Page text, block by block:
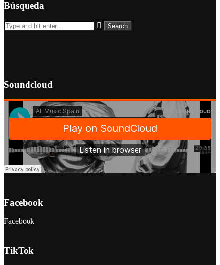
Búsqueda
Soundcloud
Facebook
Facebook
TikTok